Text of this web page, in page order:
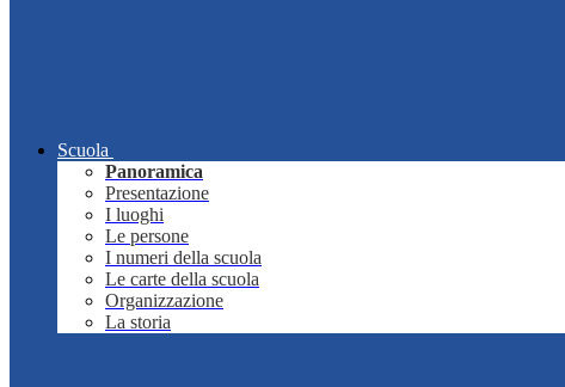
Scuola
Panoramica
Presentazione
I luoghi
Le persone
I numeri della scuola
Le carte della scuola
Organizzazione
La storia